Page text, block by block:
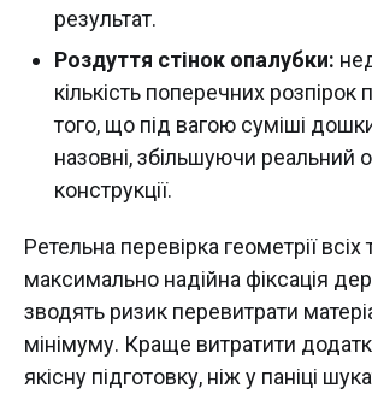
результат.
Роздуття стінок опалубки:
кількість поперечних
того, що під вагою суміші
назовні, збільшуючи реальний
конструкції.
Ретельна перевірка геометрії всіх
максимально надійна фіксація
зводять ризик перевитрати
мінімуму. Краще витратити
якісну підготовку, ніж у паніці